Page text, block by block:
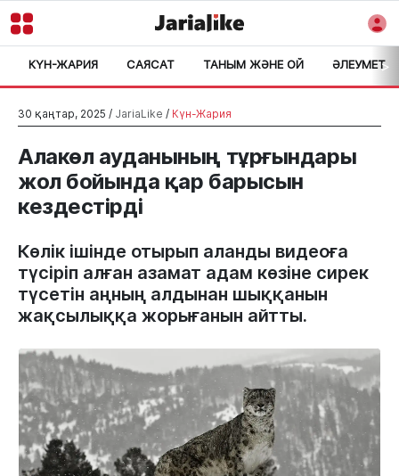
КҮН-ЖАРИЯ САЯСАТ ТАНЫМ ЖӘНЕ ОЙ ӘЛЕУМЕТ>
30 қаңтар, 2025 / JariaLike / Күн-Жария
Алакөл ауданының тұрғындары
жол бойында қар барысын
кездестірді
Көлік ішінде отырып аланды видеоға
түсіріп алған азамат адам көзіне сирек
түсетін аңның алдынан шыққанын
жақсылыққа жорығанын айтты.